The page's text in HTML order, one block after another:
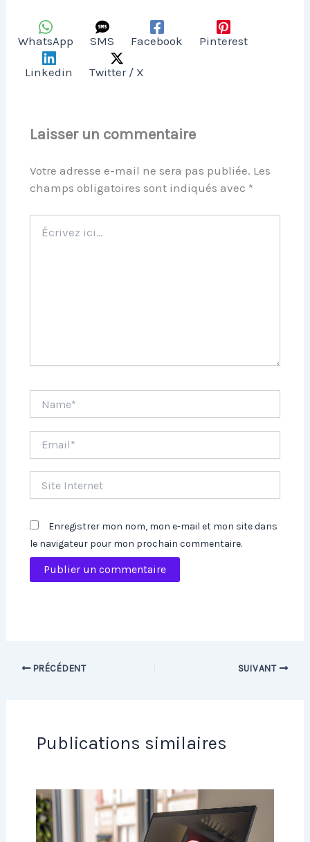
WhatsApp SMS Facebook Pinterest
Linkedin Twitter / X
Laisser un commentaire
Votre adresse e-mail ne sera pas publiée. Les
champs obligatoires sont indiqués avec *
ici…
Internet
Enregistrer mon nom, mon e-mail et mon site dans
le navigateur pour mon prochain commentaire.
PRÉCÉDENT SUIVANT
Publications similaires